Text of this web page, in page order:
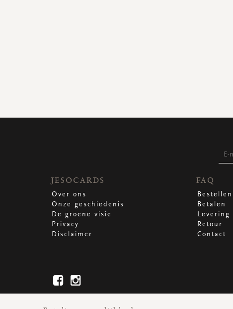
JESOCARDS
Over ons
Onze geschiedenis
De groene visie
Privacy
Disclaimer
FAQ
Bestellen
Betalen
Levering
Retour
Contact